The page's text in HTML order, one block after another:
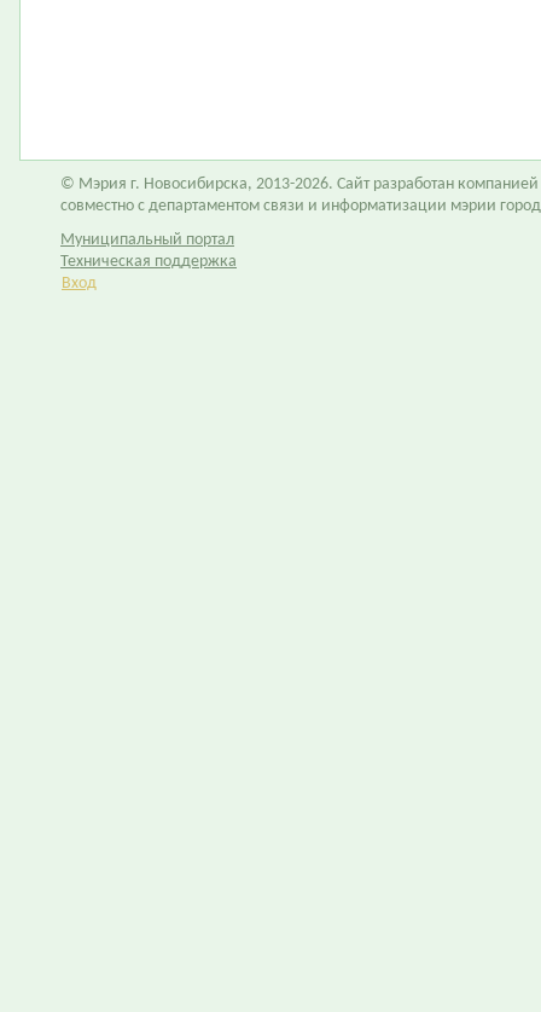
© Мэрия г. Новосибирска, 2013-2026. Сайт разработан компанией
совместно с департаментом связи и информатизации мэрии
Муниципальный портал
Техническая поддержка
Вход